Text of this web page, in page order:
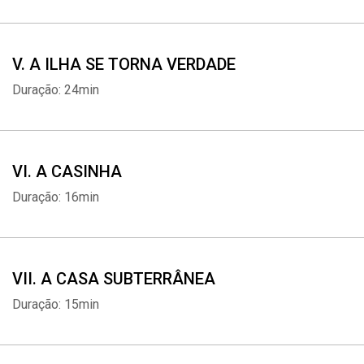
Fran Rodrigues (Sra. Darling)
Dudu Fevereiro (Mullins)
Tiago Freitas (Tootles)
V. A ILHA SE TORNA VERDADE
Duração: 24min
VI. A CASINHA
Duração: 16min
VII. A CASA SUBTERRÂNEA
Duração: 15min